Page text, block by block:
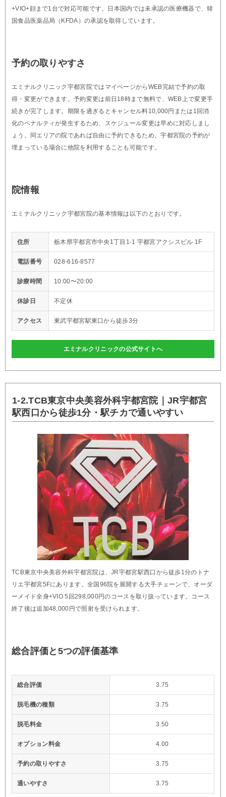
+VIO+顔まで1台で対応可能です。日本国内では未承認の医療機器で、韓
国食品医薬品局（KFDA）の承認を取得しています。
予約の取りやすさ
エミナルクリニック宇都宮院ではマイページからWEB完結で予約の取
得・変更ができます。予約変更は前日18時まで無料で、WEB上で変更手
続きが完了します。期限を過ぎるとキャンセル料10,000円または1回消
化のペナルティが発生するため、スケジュール変更は早めに対応しまし
ょう。同エリアの院であれば自由に予約できるため、宇都宮院の予約が
埋まっている場合に他院を利用することも可能です。
院情報
エミナルクリニック宇都宮院の基本情報は以下のとおりです。
住所 栃木県宇都宮市中央1丁目1-1 宇都宮アクシスビル 1F
電話番号 028-616-8577
診療時間 10:00〜20:00
休診日 不定休
アクセス 東武宇都宮駅東口から徒歩3分
エミナルクリニックの公式サイトへ
1-2.TCB東京中央美容外科宇都宮院｜JR宇都宮
駅西口から徒歩1分・駅チカで通いやすい
TCB東京中央美容外科宇都宮院は、JR宇都宮駅西口から徒歩1分のトナ
リエ宇都宮5Fにあります。全国96院を展開する大手チェーンで、オーダ
ーメイド全身+VIO 5回298,000円のコースを取り扱っています。コース
終了後は追加48,000円で照射を受けられます。
総合評価と5つの評価基準
総合評価 3.75
脱毛機の種類 3.75
脱毛料金 3.50
オプション料金 4.00
予約の取りやすさ 3.75
通いやすさ 3.75